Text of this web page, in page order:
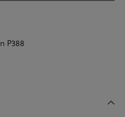
P388